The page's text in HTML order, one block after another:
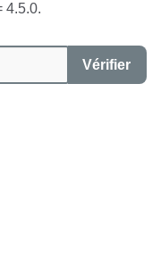
4.5.0.
Vérifier